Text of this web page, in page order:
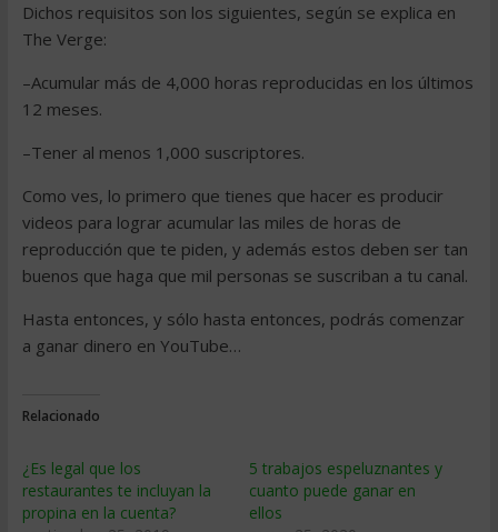
Dichos requisitos son los siguientes, según se explica en
The Verge:
–Acumular más de 4,000 horas reproducidas en los últimos
12 meses.
–Tener al menos 1,000 suscriptores.
Como ves, lo primero que tienes que hacer es producir
videos para lograr acumular las miles de horas de
reproducción que te piden, y además estos deben ser tan
buenos que haga que mil personas se suscriban a tu canal.
Hasta entonces, y sólo hasta entonces, podrás comenzar
a ganar dinero en YouTube…
Relacionado
¿Es legal que los
restaurantes te incluyan la
propina en la cuenta?
5 trabajos espeluznantes y
cuanto puede ganar en
ellos